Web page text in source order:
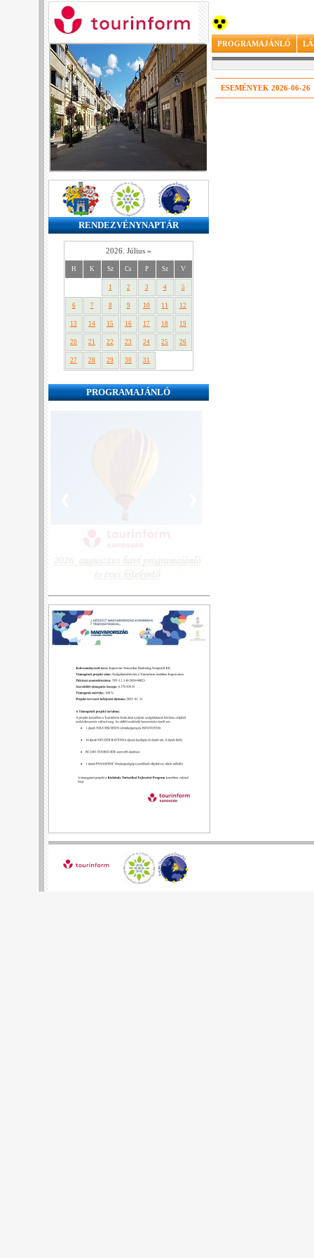
RENDEZVÉNYNAPTÁR
2026. Július »
H K Sz Cs P Sz V
1 2 3 4 5
6 7 8 9 10 11 12
13 14 15 16 17 18 19
20 21 22 23 24 25 26
27 28 29 30 31
PROGRAMAJÁNLÓ
PROGRAMAJÁNLÓ
ESEMÉNYEK 2026-06-26